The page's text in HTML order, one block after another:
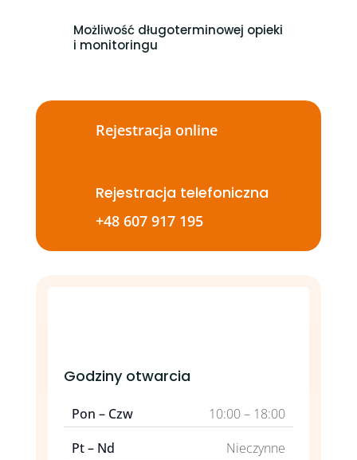
Rejestracja online
Rejestracja telefoniczna
+48 607 917 195
Godziny otwarcia
Pon – Czw
10:00 – 18:00
Pt – Nd
Nieczynne
Możliwość długoterminowej opieki
i monitoringu